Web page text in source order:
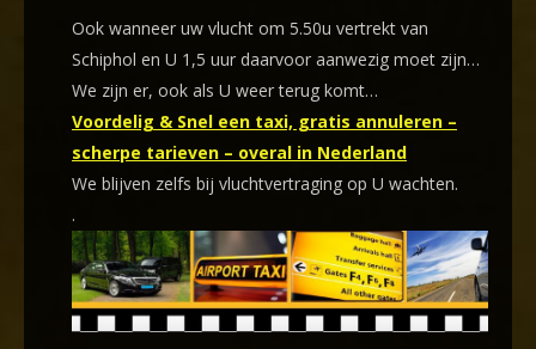
Ook wanneer uw vlucht om 5.50u vertrekt van
Schiphol en U 1,5 uur daarvoor aanwezig moet zijn…
We zijn er, ook als U weer terug komt…
Voordelig & Snel een taxi, gratis annuleren –
scherpe tarieven – overal in Nederland
We blijven zelfs bij vluchtvertraging op U wachten.
.